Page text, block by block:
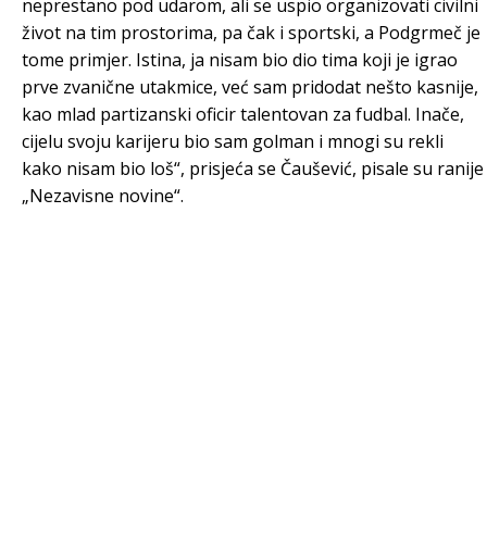
neprestano pod udarom, ali se uspio organizovati civilni
život na tim prostorima, pa čak i sportski, a Podgrmeč je
tome primjer. Istina, ja nisam bio dio tima koji je igrao
prve zvanične utakmice, već sam pridodat nešto kasnije,
kao mlad partizanski oficir talentovan za fudbal. Inače,
cijelu svoju karijeru bio sam golman i mnogi su rekli
kako nisam bio loš“, prisjeća se Čaušević, pisale su ranije
„Nezavisne novine“.